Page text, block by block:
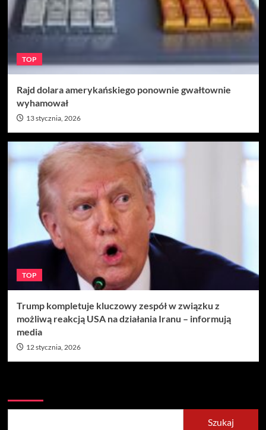
TOP
Rajd dolara amerykańskiego ponownie gwałtownie
wyhamował
13 stycznia, 2026
TOP
Trump kompletuje kluczowy zespół w związku z
możliwą reakcją USA na działania Iranu – informują
media
12 stycznia, 2026
Szukaj